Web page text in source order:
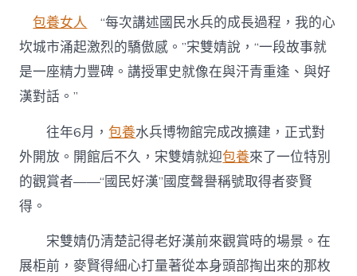
包養女人 “每次講述國民水兵的成長過程，我的心
坎城市涌起激烈的驕傲感。”宋雙婧說，“一段故事就
是一座精力豐碑。講授軍史就像在與汗青重逢、與好
漢對話。”
往年6月，包養水兵博物館完成改擴建，正式對
外開放。開館后不久，宋雙婧就迎包養來了一位特別
的觀賞者——“國民好漢”國度聲譽稱號取得者麥賢
得。
宋雙婧仍清楚記得老好漢前來觀賞時的場景。在
展柜前，麥賢得細心打量著從本身頭部掏出來的那枚